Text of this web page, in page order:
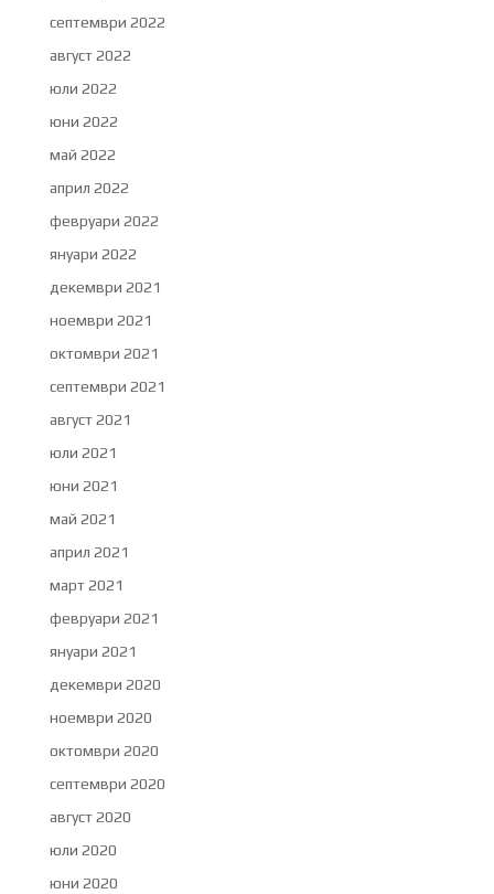
септември 2022
август 2022
юли 2022
юни 2022
май 2022
април 2022
февруари 2022
януари 2022
декември 2021
ноември 2021
октомври 2021
септември 2021
август 2021
юли 2021
юни 2021
май 2021
април 2021
март 2021
февруари 2021
януари 2021
декември 2020
ноември 2020
октомври 2020
септември 2020
август 2020
юли 2020
юни 2020